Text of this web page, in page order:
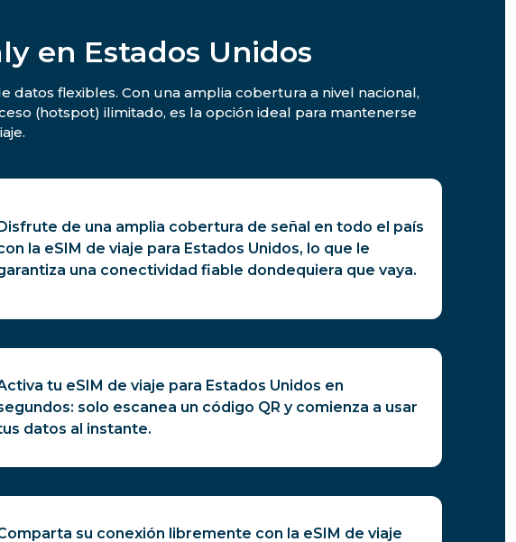
en Estados Unidos
datos flexibles. Con una amplia cobertura a nivel nacional,
(hotspot) ilimitado, es la opción ideal para mantenerse
de una amplia cobertura de señal en todo el país
la eSIM de viaje para Estados Unidos, lo que le
una conectividad fiable dondequiera que vaya.
tu eSIM de viaje para Estados Unidos en
solo escanea un código QR y comienza a usar
datos al instante.
su conexión libremente con la eSIM de viaje